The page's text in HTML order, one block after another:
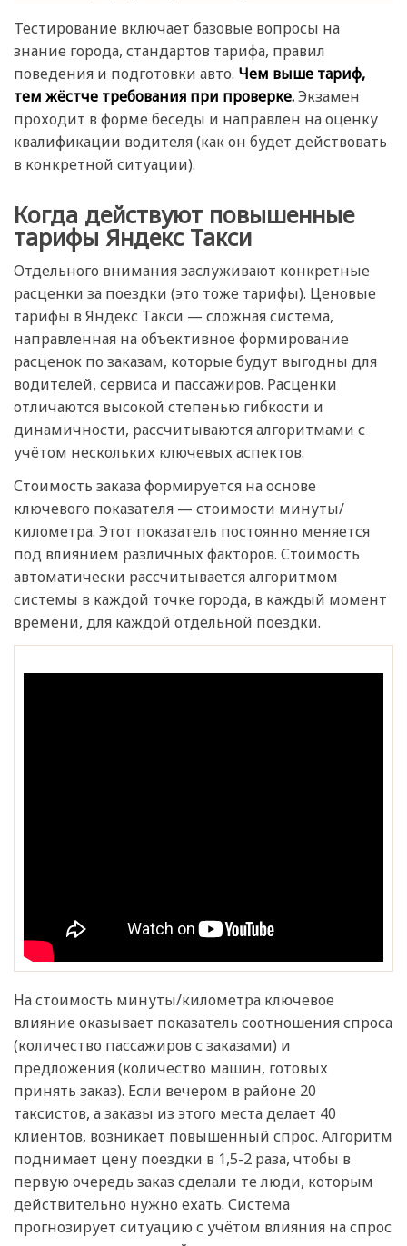
Тестирование включает базовые вопросы на
знание города, стандартов тарифа, правил
поведения и подготовки авто. Чем выше тариф,
тем жёстче требования при проверке.Экзамен
проходит в форме беседы и направлен на оценку
квалификации водителя (как он будет действовать
в конкретной ситуации).
Когда действуют повышенные
тарифы Яндекс Такси
Отдельного внимания заслуживают конкретные
расценки за поездки (это тоже тарифы). Ценовые
тарифы в Яндекс Такси — сложная система,
направленная на объективное формирование
расценок по заказам, которые будут выгодны для
водителей, сервиса и пассажиров. Расценки
отличаются высокой степенью гибкости и
динамичности, рассчитываются алгоритмами с
учётом нескольких ключевых аспектов.
Стоимость заказа формируется на основе
ключевого показателя — стоимости минуты/
километра. Этот показатель постоянно меняется
под влиянием различных факторов. Стоимость
автоматически рассчитывается алгоритмом
системы в каждой точке города, в каждый момент
времени, для каждой отдельной поездки.
На стоимость минуты/километра ключевое
влияние оказывает показатель соотношения спроса
(количество пассажиров с заказами) и
предложения (количество машин, готовых
принять заказ). Если вечером в районе 20
таксистов, а заказы из этого места делает 40
клиентов, возникает повышенный спрос. Алгоритм
поднимает цену поездки в 1,5-2 раза, чтобы в
первую очередь заказ сделали те люди, которым
действительно нужно ехать. Система
прогнозирует ситуацию с учётом влияния на спрос